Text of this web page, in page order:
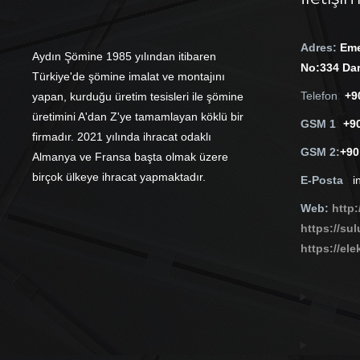
Aydın Şömine 1985 yılından itibaren
Türkiye'de şömine imalat ve montajını
yapan, kurduğu üretim tesisleri ile şömine
üretimini A'dan Z'ye tamamlayan köklü bir
firmadır. 2021 yılında ihracat odaklı
Almanya ve Fransa başta olmak üzere
birçok ülkeye ihracat yapmaktadır.
Adres: Em
No:334
Telefon
GSM 1:
GSM 2:
E-Posta
Web:
https://
https://